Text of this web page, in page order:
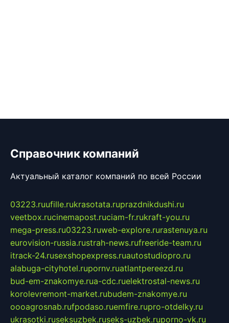
Справочник компаний
Актуальный каталог компаний по всей России
03223.ruufille.rukrasotata.ruprazdnikdushi.ru
veetbox.rucinemapost.ruciam-fr.rukraft-you.ru
mega-press.ru03223.ruweb-explore.rurastenuya.ru
eurovision-russia.rustrah-news.rufreeride-team.ru
itrack-24.rusexshopexpress.ruautostudiopro.ru
alabuga-cityhotel.rupornv.ruatlantpereezd.ru
bud-em-znakomye.rua-cdc.ruelektrostal-news.ru
korolevremont-market.rubudem-znakomye.ru
oooagrosnab.rufpodaso.ruemfire.rupro-otdelky.ru
ukrasotki.ruseksuzbek.ruseks-uzbek.ruporno-vk.ru